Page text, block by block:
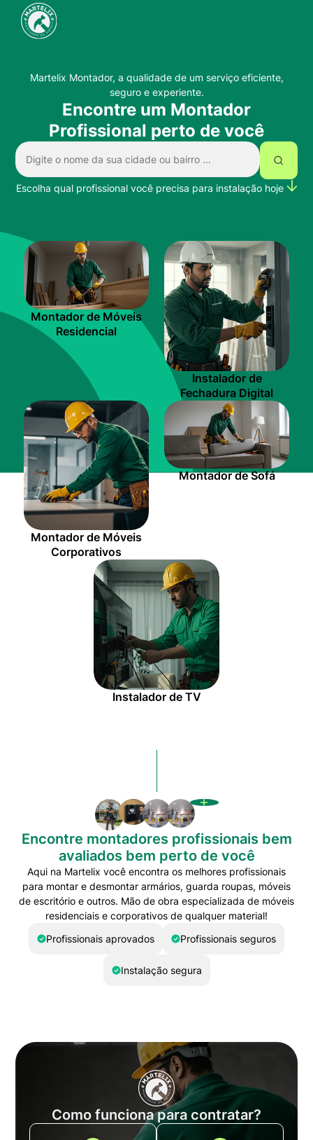
Martelix Montador, a qualidade de um serviço eficiente,
seguro e experiente.
Encontre um Montador
Profissional perto de você
Escolha qual profissional você precisa para instalação hoje
Montador de Móveis
Residencial
Instalador de
Fechadura Digital
Montador de Móveis
Corporativos
Montador de Sofá
Instalador de TV
Encontre montadores profissionais bem
avaliados bem perto de você
Aqui na Martelix você encontra os melhores profissionais
para montar e desmontar armários, guarda roupas, móveis
de escritório e outros. Mão de obra especializada de móveis
residenciais e corporativos de qualquer material!
Profissionais aprovados
Profissionais seguros
Instalação segura
Como funciona para contratar?